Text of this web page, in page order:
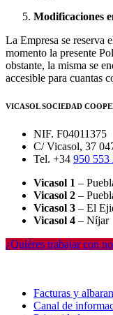
Modificaciones
La Empresa se reserva
momento la presente
obstante, la misma se
accesible para cuantas
VICASOL SOCIEDAD
NIF. F04011375
C/ Vicasol, 37
Tel. +34 950 553
Vicasol 1 –
Vicasol 2 –
Vicasol 3 – El
Vicasol 4 – Níjar
¿Quiéres trabajar con
Facturas y
Canal de